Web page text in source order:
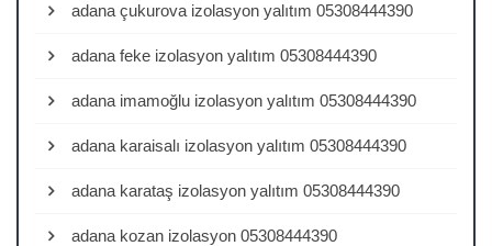
adana çukurova izolasyon yalıtım 05308444390
adana feke izolasyon yalıtım 05308444390
adana imamoğlu izolasyon yalıtım 05308444390
adana karaisalı izolasyon yalıtım 05308444390
adana karataş izolasyon yalıtım 05308444390
adana kozan izolasyon 05308444390